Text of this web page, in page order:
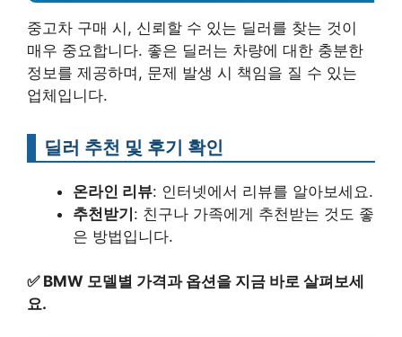
중고차 구매 시, 신뢰할 수 있는 딜러를 찾는 것이
매우 중요합니다. 좋은 딜러는 차량에 대한 충분한
정보를 제공하며, 문제 발생 시 책임을 질 수 있는
업체입니다.
딜러 추천 및 후기 확인
온라인 리뷰: 인터넷에서 리뷰를 알아보세요.
추천받기: 친구나 가족에게 추천받는 것도 좋
은 방법입니다.
✅ BMW 모델별 가격과 옵션을 지금 바로 살펴보세
요.